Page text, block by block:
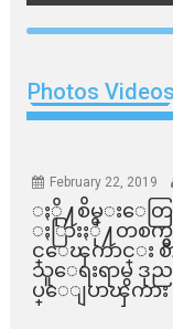
Photos Videos
February 22, 2019
ႏို႔စိမ္းေတြ
ႏြားႏို႔တစက္မွ
င္ေၾကာင္း စ
သူေရးရာမွ ဒုညႊ
ပ္ေျပာၾကား